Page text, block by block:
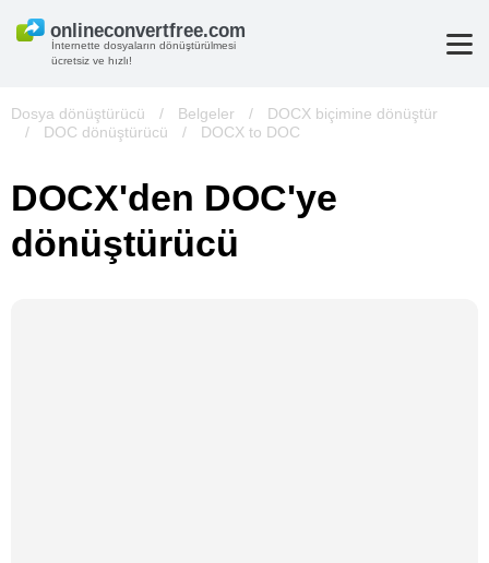
İnternette dosyaların dönüştürülmesi
ücretsiz ve hızlı!
Dosya dönüştürücü / Belgeler /
DOCX biçimine dönüştür
/
DOC dönüştürücü / DOCX to DOC
DOCX'den DOC'ye
dönüştürücü